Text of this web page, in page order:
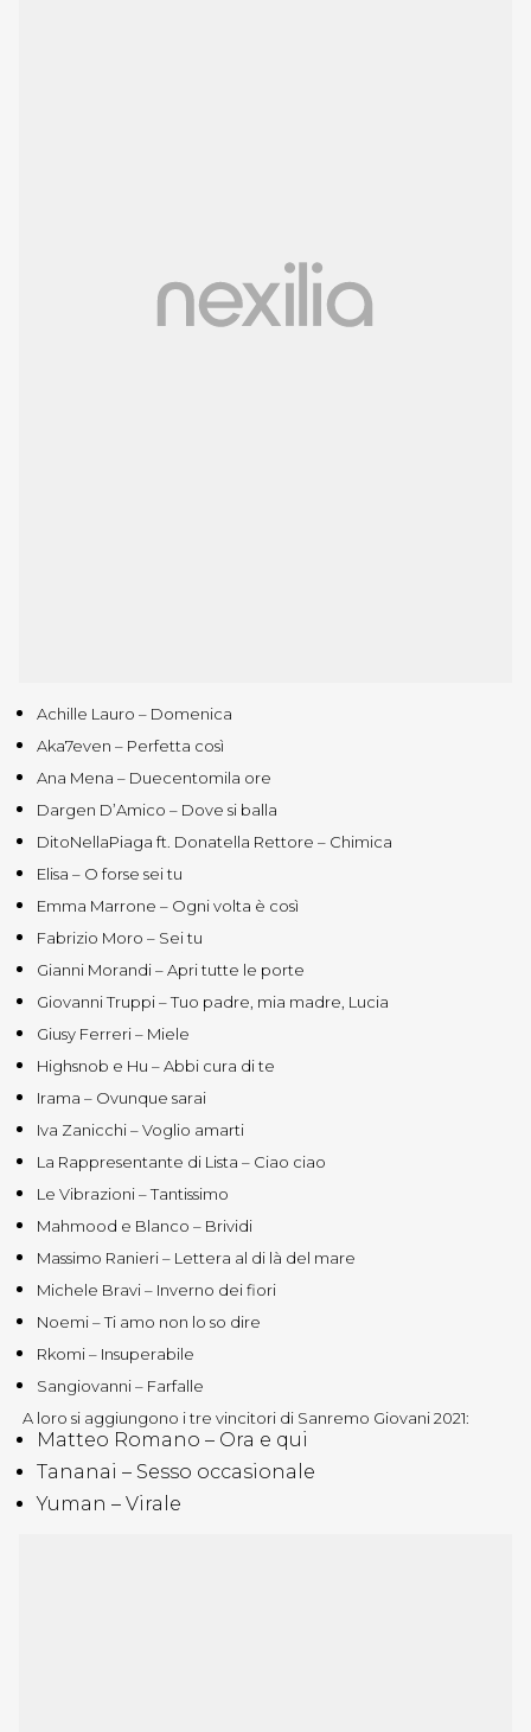
Achille Lauro – Domenica
Aka7even – Perfetta così
Ana Mena – Duecentomila ore
Dargen D’Amico – Dove si balla
DitoNellaPiaga ft. Donatella Rettore – Chimica
Elisa – O forse sei tu
Emma Marrone – Ogni volta è così
Fabrizio Moro – Sei tu
Gianni Morandi – Apri tutte le porte
Giovanni Truppi – Tuo padre, mia madre, Lucia
Giusy Ferreri – Miele
Highsnob e Hu – Abbi cura di te
Irama – Ovunque sarai
Iva Zanicchi – Voglio amarti
La Rappresentante di Lista – Ciao ciao
Le Vibrazioni – Tantissimo
Mahmood e Blanco – Brividi
Massimo Ranieri – Lettera al di là del mare
Michele Bravi – Inverno dei fiori
Noemi – Ti amo non lo so dire
Rkomi – Insuperabile
Sangiovanni – Farfalle
A loro si aggiungono i tre vincitori di Sanremo Giovani 2021:
Matteo Romano – Ora e qui
Tananai – Sesso occasionale
Yuman – Virale